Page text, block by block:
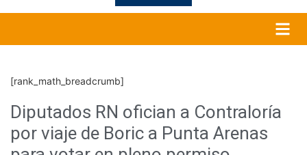
[rank_math_breadcrumb]
Diputados RN ofician a Contraloría
por viaje de Boric a Punta Arenas